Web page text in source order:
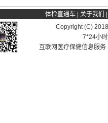
体检直通车| 关于我们
Copyright (C)
7*24小
互联网医疗保健信息服务